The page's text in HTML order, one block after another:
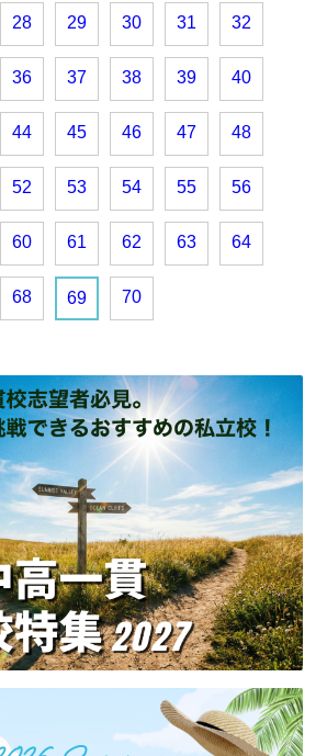
28 29 30 31 32
36 37 38 39 40
44 45 46 47 48
52 53 54 55 56
60 61 62 63 64
68 69 70